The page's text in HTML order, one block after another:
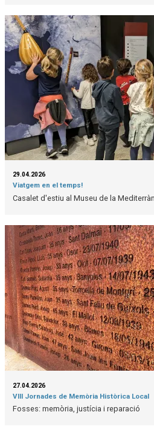
29.04.2026
Viatgem en el temps!
Casalet d'estiu al Museu de la
27.04.2026
VIII Jornades de Memòria Històrica Local
Fosses: memòria, justícia i reparació